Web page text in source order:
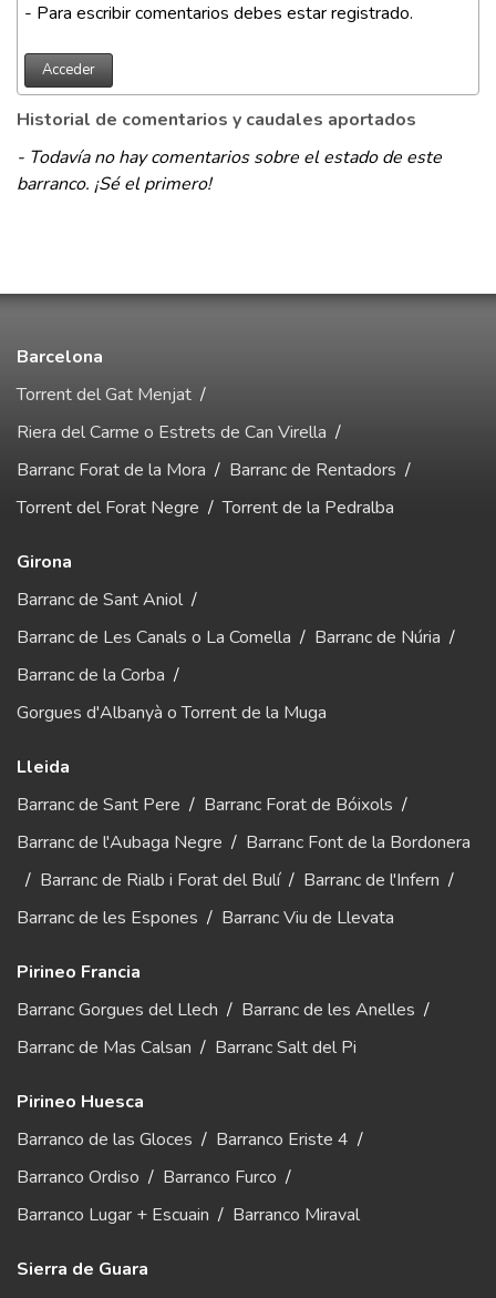
- Para escribir comentarios debes estar registrado.
Acceder
Historial de comentarios y caudales aportados
- Todavía no hay comentarios sobre el estado de este
barranco. ¡Sé el primero!
Barcelona
Torrent del Gat Menjat /
Riera del Carme o Estrets de Can Virella /
Barranc Forat de la Mora / Barranc de Rentadors /
Torrent del Forat Negre /Torrent de la Pedralba
Girona
Barranc de Sant Aniol /
Barranc de Les Canals o La Comella / Barranc de Núria /
Barranc de la Corba /
Gorgues d'Albanyà o Torrent de la Muga
Lleida
Barranc de Sant Pere / Barranc Forat de Bóixols /
Barranc de l'Aubaga Negre / Barranc Font de la Bordonera
/ Barranc de Rialb i Forat del Bulí/ Barranc de l'Infern /
Barranc de les Espones / Barranc Viu de Llevata
Pirineo Francia
Barranc Gorgues del Llech / Barranc de les Anelles /
Barranc de Mas Calsan / Barranc Salt del Pi
Pirineo Huesca
Barranco de las Gloces / Barranco Eriste 4 /
Barranco Ordiso / Barranco Furco /
Barranco Lugar + Escuain / Barranco Miraval
Sierra de Guara